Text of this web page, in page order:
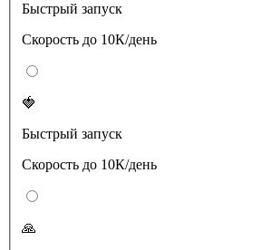
Быстрый запуск
Скорость до 10К/день
🍓
Быстрый запуск
Скорость до 10К/день
🙏